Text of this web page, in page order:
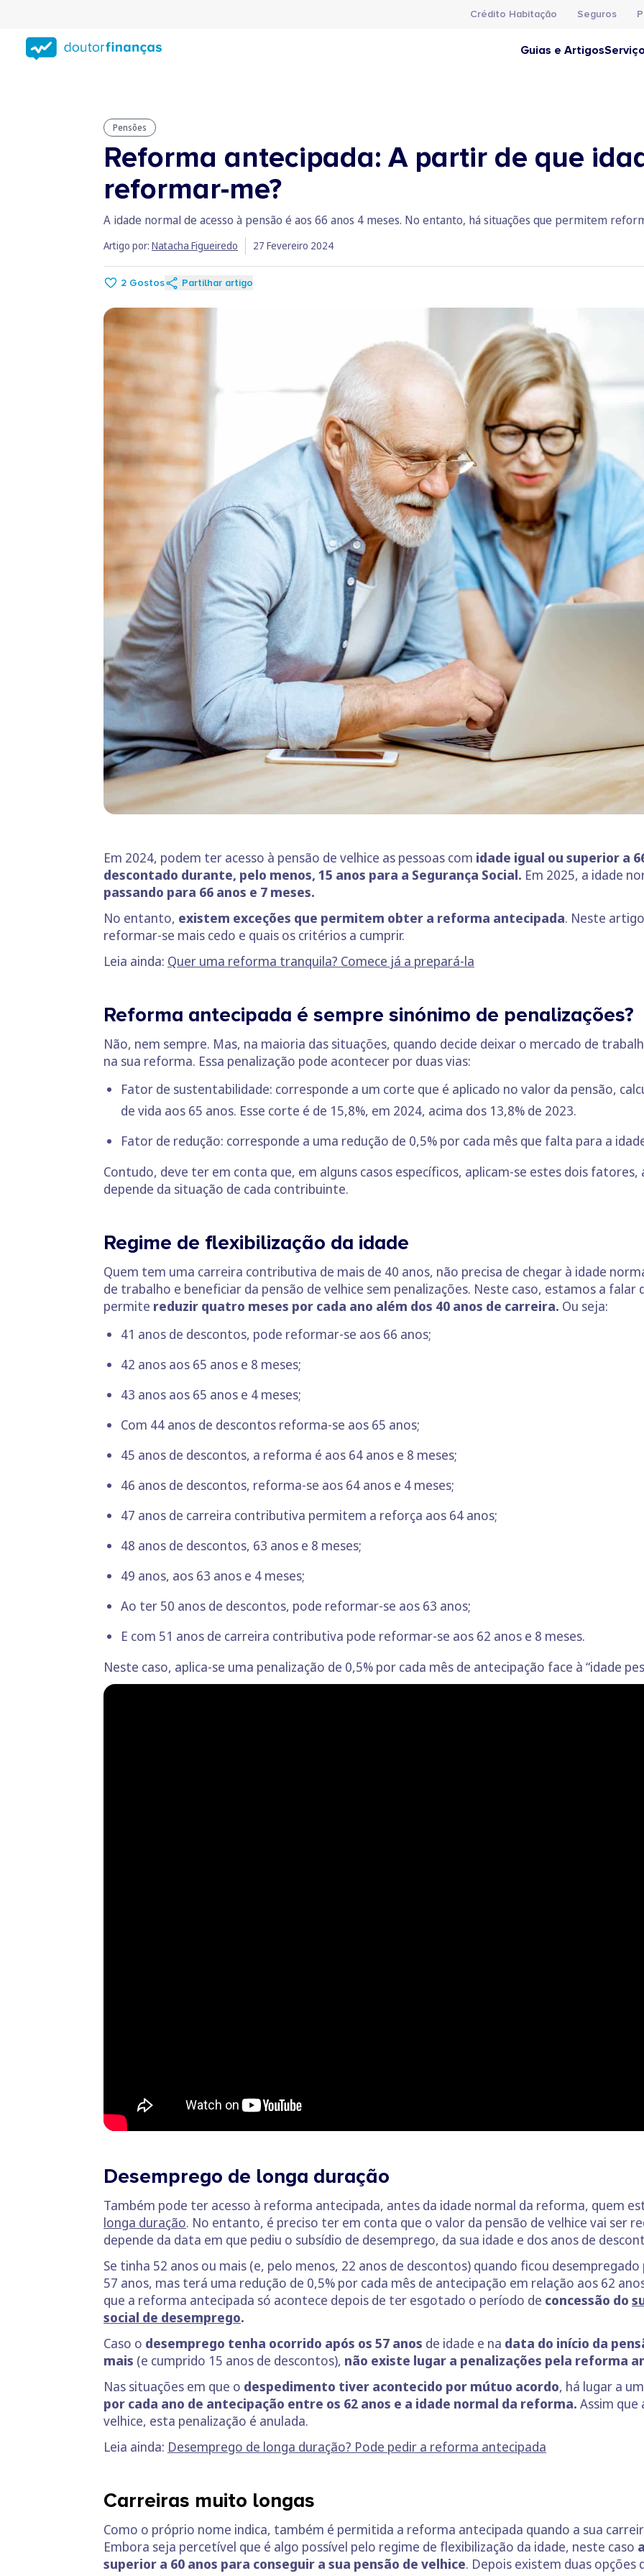
conteúdo
principal
Crédito Habitação Seguros
Guias e Artigos
Pensões
Reforma antecipada: A partir de que
reformar-me?
A idade normal de acesso à pensão é aos 66 anos 4 meses. No entanto, há situações que permitem
Artigo por: Natacha Figueiredo 27 Fevereiro 2024
2 Gostos Partilhar artigo
Em 2024, podem ter acesso à pensão de velhice as pessoas com idade igual ou superior a
descontado durante, pelo menos, 15 anos para a Segurança Social. Em 2025, a idade
passando para 66 anos e 7 meses.
No entanto, existem exceções que permitem obter a reforma antecipada. Neste
reformar-se mais cedo e quais os critérios a cumprir.
Leia ainda: Quer uma reforma tranquila? Comece já a prepará-la
Reforma antecipada é sempre sinónimo de penalizações?
Não, nem sempre. Mas, na maioria das situações, quando decide deixar o mercado de
na sua reforma. Essa penalização pode acontecer por duas vias:
Fator de sustentabilidade: corresponde a um corte que é aplicado no valor da pensão,
de vida aos 65 anos. Esse corte é de 15,8%, em 2024, acima dos 13,8% de 2023.
Fator de redução: corresponde a uma redução de 0,5% por cada mês que falta para a
Contudo, deve ter em conta que, em alguns casos específicos, aplicam-se estes dois
depende da situação de cada contribuinte.
Regime de flexibilização da idade
Quem tem uma carreira contributiva de mais de 40 anos, não precisa de chegar à idade
de trabalho e beneficiar da pensão de velhice sem penalizações. Neste caso, estamos a falar
permite reduzir quatro meses por cada ano além dos 40 anos de carreira. Ou seja:
41 anos de descontos, pode reformar-se aos 66 anos;
42 anos aos 65 anos e 8 meses;
43 anos aos 65 anos e 4 meses;
Com 44 anos de descontos reforma-se aos 65 anos;
45 anos de descontos, a reforma é aos 64 anos e 8 meses;
46 anos de descontos, reforma-se aos 64 anos e 4 meses;
47 anos de carreira contributiva permitem a reforça aos 64 anos;
48 anos de descontos, 63 anos e 8 meses;
49 anos, aos 63 anos e 4 meses;
Ao ter 50 anos de descontos, pode reformar-se aos 63 anos;
E com 51 anos de carreira contributiva pode reformar-se aos 62 anos e 8 meses.
Neste caso, aplica-se uma penalização de 0,5% por cada mês de antecipação face à “idade
Desemprego de longa duração
Também pode ter acesso à reforma antecipada, antes da idade normal da reforma, quem
longa duração. No entanto, é preciso ter em conta que o valor da pensão de velhice vai ser
depende da data em que pediu o subsídio de desemprego, da sua idade e dos anos de
Se tinha 52 anos ou mais (e, pelo menos, 22 anos de descontos) quando ficou
57 anos, mas terá uma redução de 0,5% por cada mês de antecipação em relação aos 62
que a reforma antecipada só acontece depois de ter esgotado o período de concessão do
social de desemprego.
Caso o desemprego tenha ocorrido após os 57 anos de idade e na data do início da
mais (e cumprido 15 anos de descontos), não existe lugar a penalizações pela reforma
Nas situações em que o despedimento tiver acontecido por mútuo acordo, há lugar a
por cada ano de antecipação entre os 62 anos e a idade normal da reforma. Assim que
velhice, esta penalização é anulada.
Leia ainda: Desemprego de longa duração? Pode pedir a reforma antecipada
Carreiras muito longas
Como o próprio nome indica, também é permitida a reforma antecipada quando a sua
Embora seja percetível que é algo possível pelo regime de flexibilização da idade, neste caso
superior a 60 anos para conseguir a sua pensão de velhice. Depois existem duas opções